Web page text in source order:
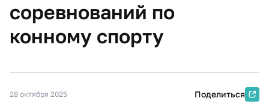
соревнований по
конному спорту
28 октября 2025 Поделиться